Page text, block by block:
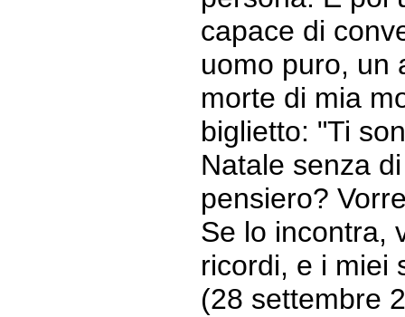
capace di
uomo puro, un
morte di mia
biglietto: "Ti
Natale senza
pensiero?
Se lo incontra,
ricordi, e i miei
(28 settembre